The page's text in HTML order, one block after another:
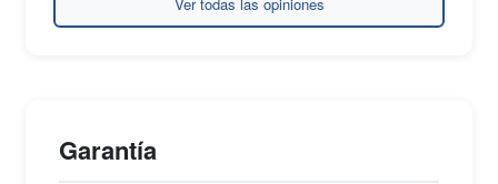
Recomendado para poder tener un buen Mac a
un precio muy accesible.
Garantía